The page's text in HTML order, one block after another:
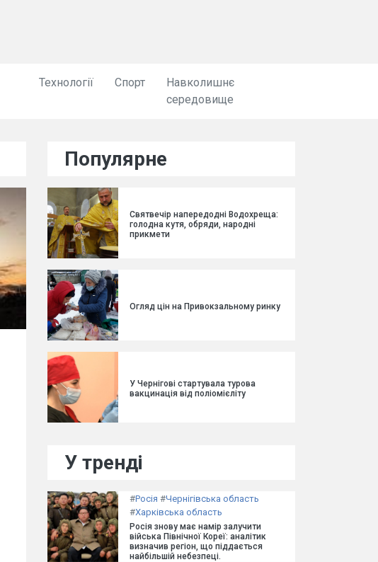
Технології Спорт
Навколишнє
середовище
Популярне
Святвечір напередодні Водохреща:
голодна кутя, обряди, народні
прикмети
Огляд цін на Привокзальному ринку
У Чернігові стартувала турова
вакцинація від поліомієліту
У тренді
#Росія #Чернігівська область
#Харківська область
Росія знову має намір залучити
війська Північної Кореї: аналітик
визначив регіон, що піддається
найбільшій небезпеці.